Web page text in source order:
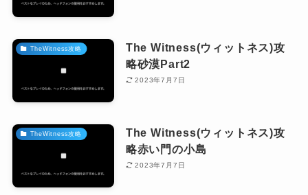
TheWitness攻略
The Witness(ウィットネス)攻
略砂漠Part2
2023年7月7日
TheWitness攻略
The Witness(ウィットネス)攻
略赤い門の小島
2023年7月7日